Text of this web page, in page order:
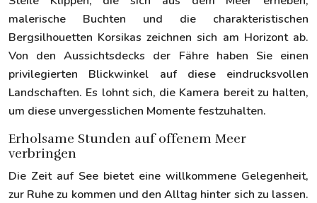
malerische Buchten und die charakteristischen
Bergsilhouetten Korsikas zeichnen sich am Horizont ab.
Von den Aussichtsdecks der Fähre haben Sie einen
privilegierten Blickwinkel auf diese eindrucksvollen
Landschaften. Es lohnt sich, die Kamera bereit zu halten,
um diese unvergesslichen Momente festzuhalten.
Erholsame Stunden auf offenem Meer
verbringen
Die Zeit auf See bietet eine willkommene Gelegenheit,
zur Ruhe zu kommen und den Alltag hinter sich zu lassen.